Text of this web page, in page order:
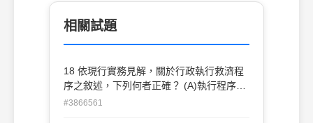
相關試題
18 依現行實務見解，關於行政執行救濟程
序之敘述，下列何者正確？ (A)執行程序有
瑕疵，以利害關係人確實受有損害為前提，
#3866561